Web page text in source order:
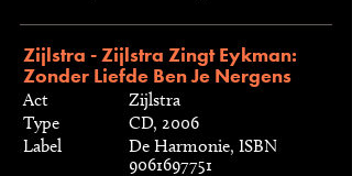
Zijlstra - Zijlstra Zingt Eykman:
Zonder Liefde Ben Je Nergens
Act
Zijlstra
Type
CD, 2006
Label
De Harmonie, ISBN
9061697751